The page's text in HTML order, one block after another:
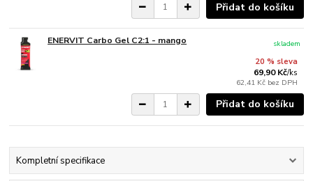
Přidat do košíku
ENERVIT Carbo Gel C2:1 - mango
20 % sleva
69,90 Kč/ks
62,41 Kč bez DPH
skladem
Přidat do košíku
Kompletní specifikace